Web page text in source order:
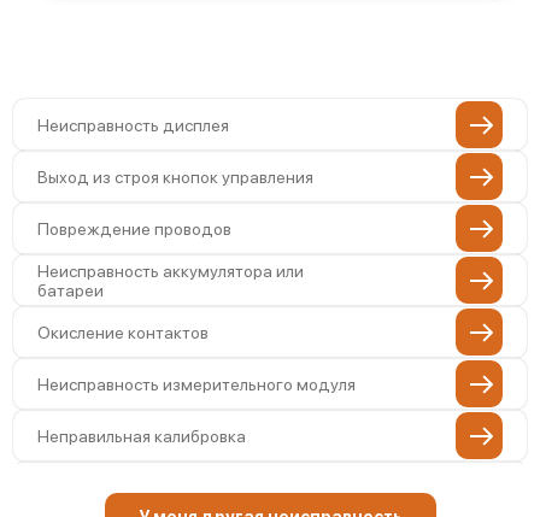
Неисправность дисплея
Выход из строя кнопок управления
Повреждение проводов
Неисправность аккумулятора или
батареи
Окисление контактов
Неисправность измерительного модуля
Неправильная калибровка